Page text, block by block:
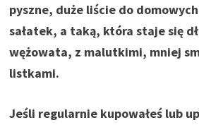
pyszne, duże liście do
sałatek, a taką, która staje się
wężowata, z malutkimi, mniej
listkami.
Jeśli regularnie kupowałeś lub